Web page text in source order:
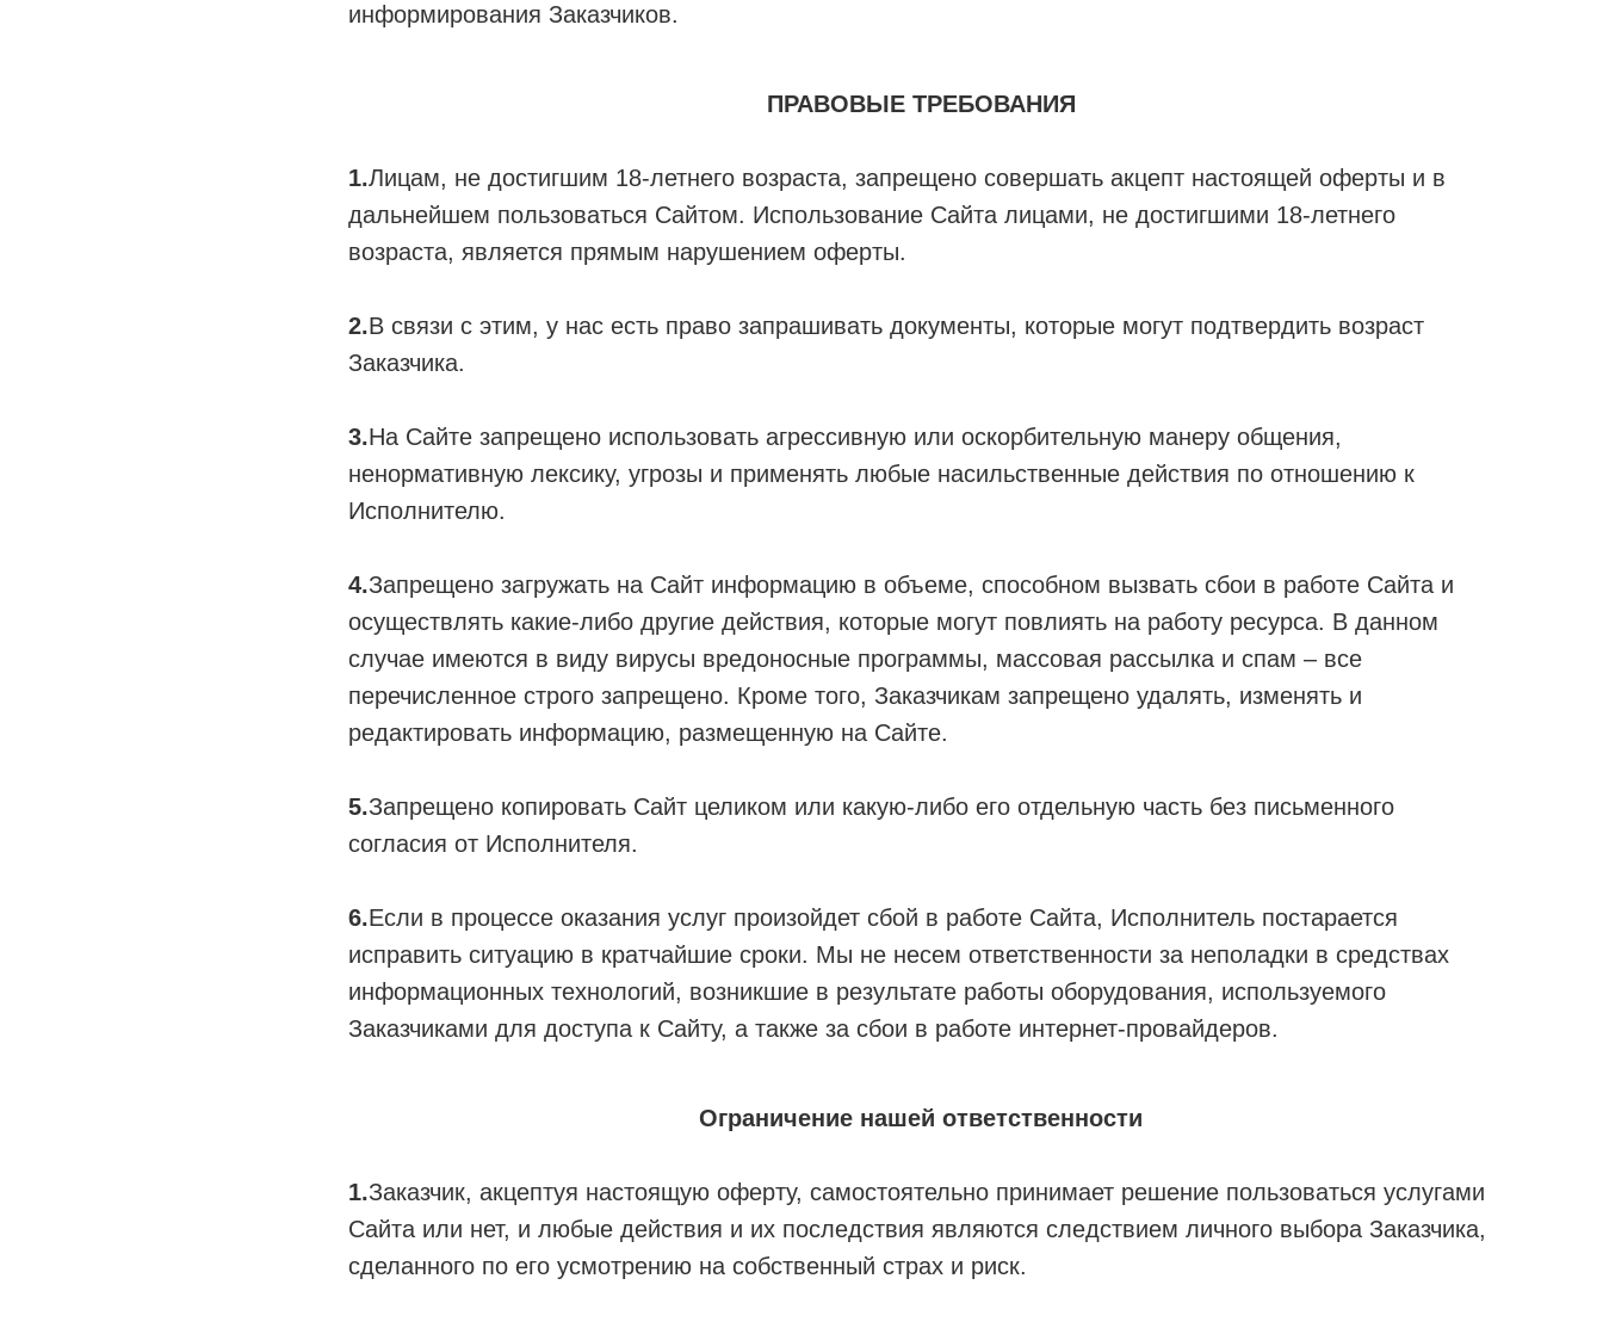
информирования Заказчиков.
ПРАВОВЫЕ ТРЕБОВАНИЯ
1.Лицам, не достигшим 18-летнего возраста, запрещено совершать акцепт настоящей оферты и в
дальнейшем пользоваться Сайтом. Использование Сайта лицами, не достигшими 18-летнего
возраста, является прямым нарушением оферты.
2.В связи с этим, у нас есть право запрашивать документы, которые могут подтвердить возраст
Заказчика.
3.На Сайте запрещено использовать агрессивную или оскорбительную манеру общения,
ненормативную лексику, угрозы и применять любые насильственные действия по отношению к
Исполнителю.
4.Запрещено загружать на Сайт информацию в объеме, способном вызвать сбои в работе Сайта и
осуществлять какие-либо другие действия, которые могут повлиять на работу ресурса. В данном
случае имеются в виду вирусы вредоносные программы, массовая рассылка и спам – все
перечисленное строго запрещено. Кроме того, Заказчикам запрещено удалять, изменять и
редактировать информацию, размещенную на Сайте.
5.Запрещено копировать Сайт целиком или какую-либо его отдельную часть без письменного
согласия от Исполнителя.
6.Если в процессе оказания услуг произойдет сбой в работе Сайта, Исполнитель постарается
исправить ситуацию в кратчайшие сроки. Мы не несем ответственности за неполадки в средствах
информационных технологий, возникшие в результате работы оборудования, используемого
Заказчиками для доступа к Сайту, а также за сбои в работе интернет-провайдеров.
Ограничение нашей ответственности
1.Заказчик, акцептуя настоящую оферту, самостоятельно принимает решение пользоваться услугами
Сайта или нет, и любые действия и их последствия являются следствием личного выбора Заказчика,
сделанного по его усмотрению на собственный страх и риск.